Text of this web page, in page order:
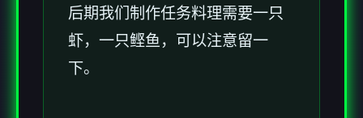
后期我们制作任务料理需要一只
虾，一只鲣鱼，可以注意留一
下。